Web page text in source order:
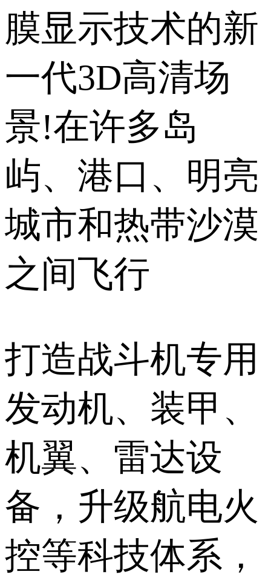
膜显示技术的新
一代3D高清场
景!在许多岛
屿、港口、明亮
城市和热带沙漠
之间飞行
打造战斗机专用
发动机、装甲、
机翼、雷达设
备，升级航电火
控等科技体系，